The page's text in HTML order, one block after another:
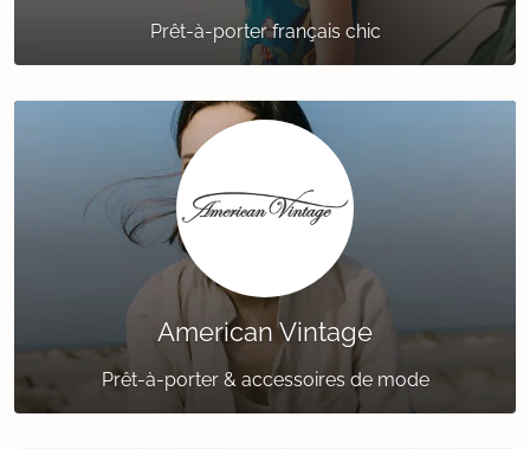
Prêt-à-porter français chic
American Vintage
Prêt-à-porter & accessoires de mode